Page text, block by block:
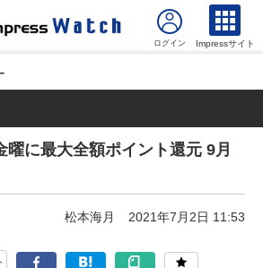
Impressサイト
曜に最大全額ポイント還元 9月
松本海月 2021年7月2日 11:53